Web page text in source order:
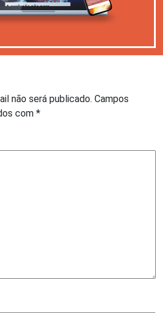
não será publicado. Campos
com *